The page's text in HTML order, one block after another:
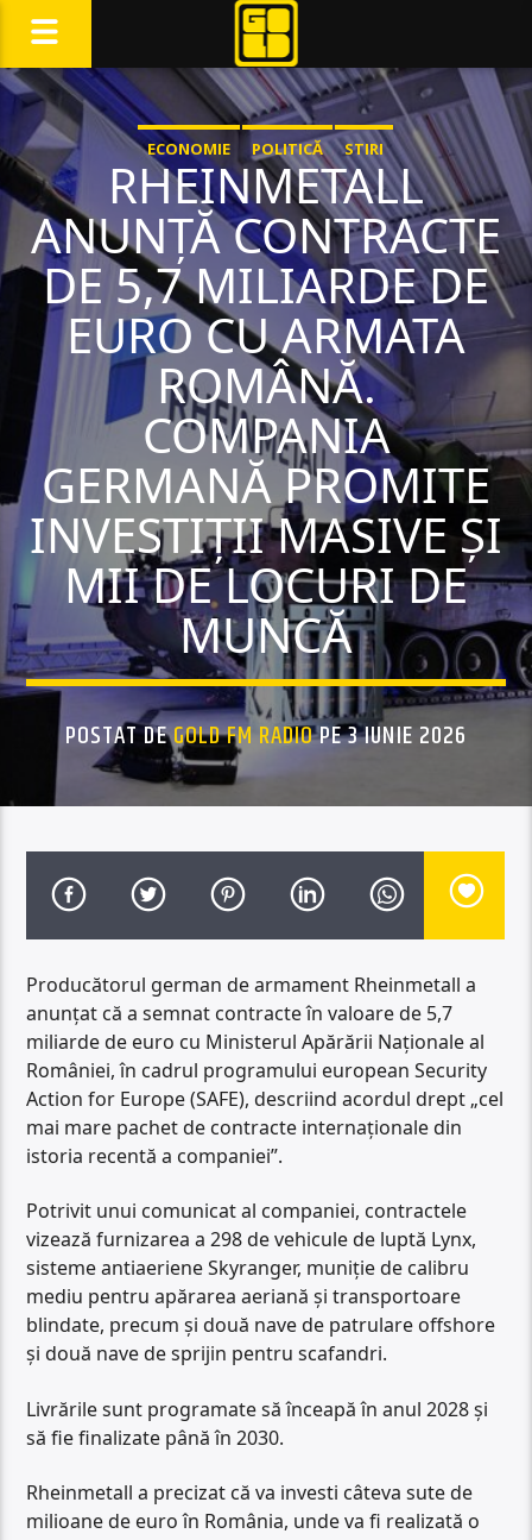
ECONOMIE POLITICĂ STIRI
RHEINMETALL
ANUNȚĂ CONTRACTE
DE 5,7 MILIARDE DE
EURO CU ARMATA
ROMÂNĂ.
COMPANIA
GERMANĂ PROMITE
INVESTIȚII MASIVE ȘI
MII DE LOCURI DE
MUNCĂ
POSTAT DEGOLD FM RADIOPE 3 IUNIE 2026
Producătorul german de armament Rheinmetall a
anunțat că a semnat contracte în valoare de 5,7
miliarde de euro cu Ministerul Apărării Naționale al
României, în cadrul programului european Security
Action for Europe (SAFE), descriind acordul drept „cel
mai mare pachet de contracte internaționale din
istoria recentă a companiei”.
Potrivit unui comunicat al companiei, contractele
vizează furnizarea a 298 de vehicule de luptă Lynx,
sisteme antiaeriene Skyranger, muniție de calibru
mediu pentru apărarea aeriană și transportoare
blindate, precum și două nave de patrulare offshore
și două nave de sprijin pentru scafandri.
Livrările sunt programate să înceapă în anul 2028 și
să fie finalizate până în 2030.
Rheinmetall a precizat că va investi câteva sute de
milioane de euro în România, unde va fi realizată o